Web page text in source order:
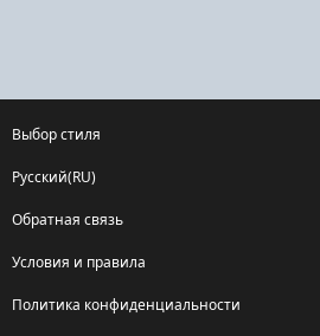
Выбор стиля
Русский(RU)
Обратная связь
Условия и правила
Политика конфиденциальности